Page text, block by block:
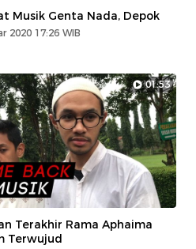
Musik Genta Nada, Depok
2020 17:26 WIB
01:53
Terakhir Rama Aphaima
Terwujud